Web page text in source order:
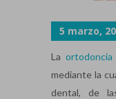
5 marzo,
La ortodoncia
mediante la
dental, de